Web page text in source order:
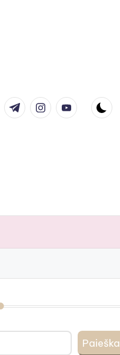
t.me instagram.com
youtube.com
Paieška